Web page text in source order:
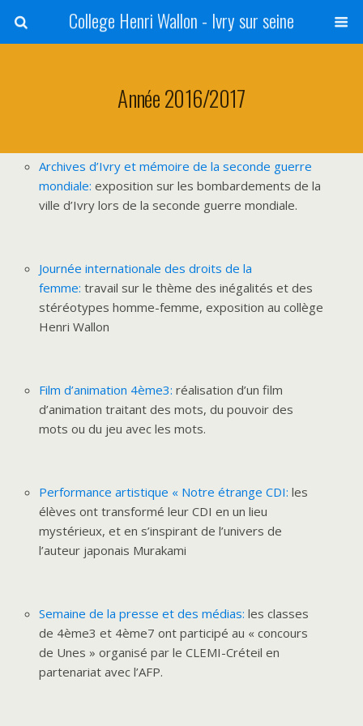
College Henri Wallon - Ivry sur seine
Année 2016/2017
Archives d’Ivry et mémoire de la seconde guerre
mondiale: exposition sur les bombardements de la
ville d’Ivry lors de la seconde guerre mondiale.
Journée internationale des droits de la
femme: travail sur le thème des inégalités et des
stéréotypes homme-femme, exposition au collège
Henri Wallon
Film d’animation 4ème3:réalisation d’un film
d’animation traitant des mots, du pouvoir des
mots ou du jeu avec les mots.
Performance artistique « Notre étrange CDI: les
élèves ont transformé leur CDI en un lieu
mystérieux, et en s’inspirant de l’univers de
l’auteur japonais Murakami
Semaine de la presse et des médias: les classes
de 4ème3 et 4ème7 ont participé au « concours
de Unes » organisé par le CLEMI-Créteil en
partenariat avec l’AFP.